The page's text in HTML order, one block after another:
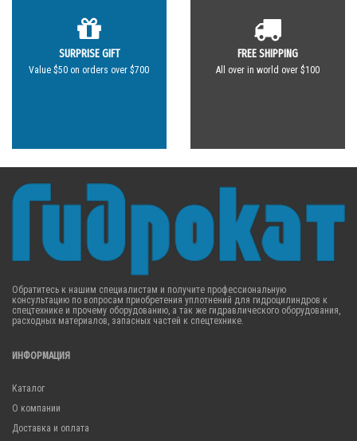
SURPRISE GIFT
Value $50 on orders over $700
FREE SHIPPING
All over in world over $100
Обратитесь к нашим специалистам и получите профессиональную
консультацию по вопросам приобретения уплотнений для гидроцилиндров к
спецтехнике и прочему оборудованию, а так же гидравлического оборудования,
расходных материалов, запасных частей к спецтехнике.
ИНФОРМАЦИЯ
Каталог
О компании
Доставка и оплата